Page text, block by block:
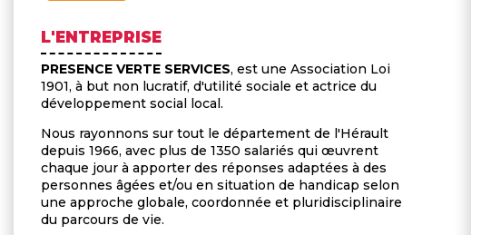
L'ENTREPRISE
PRESENCE VERTE SERVICES, est une Association Loi
1901, à but non lucratif, d'utilité sociale et actrice du
développement social local.
Nous rayonnons sur tout le département de l'Hérault
depuis 1966, avec plus de 1350 salariés qui œuvrent
chaque jour à apporter des réponses adaptées à des
personnes âgées et/ou en situation de handicap selon
une approche globale, coordonnée et pluridisciplinaire
du parcours de vie.